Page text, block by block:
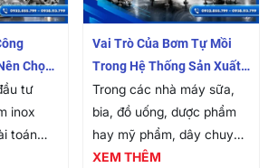
Chọn
Inox
tư
inox
toán
kế cơ
Vai Trò Của Bơm Tự Mồi
Trong Hệ Thống Sản Xuất
Vi Sinh Hiện Đại
Trong các nhà máy sữa,
bia, đồ uống, dược phẩm
hay mỹ phẩm, dây chuyền
sản xuất luôn được thiết
XEM THÊM